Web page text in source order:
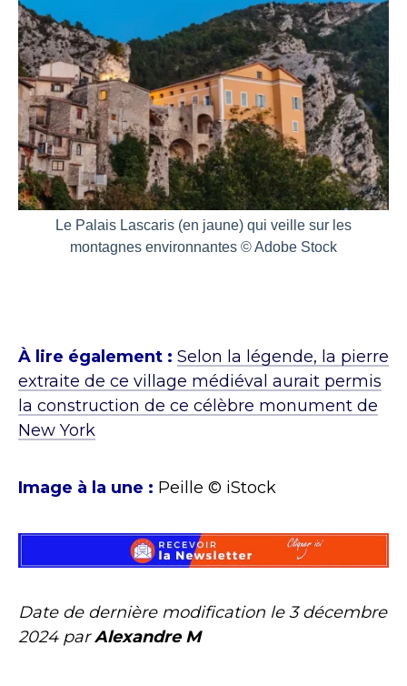
Le Palais Lascaris (en jaune) qui veille sur les
montagnes environnantes © Adobe Stock
À lire également : Selon la légende, la pierre
extraite de ce village médiéval aurait permis
la construction de ce célèbre monument de
New York
Image à la une : Peille © iStock
Date de dernière modification le3 décembre
2024 parAlexandre M